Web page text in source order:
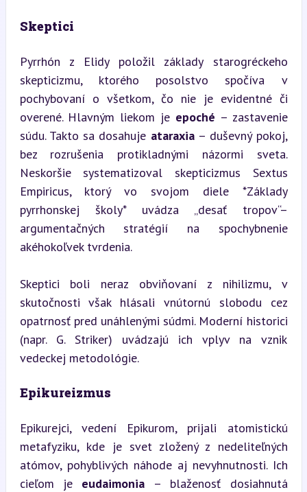
Skeptici
Pyrrhón z Elidy položil základy starogréckeho
skepticizmu, ktorého posolstvo spočíva v
pochybovaní o všetkom, čo nie je evidentné či
overené. Hlavným liekom je epoché – zastavenie
súdu. Takto sa dosahuje ataraxia – duševný pokoj,
bez rozrušenia protikladnými názormi sveta.
Neskoršie systematizoval skepticizmus Sextus
Empiricus, ktorý vo svojom diele *Základy
pyrrhonskej školy* uvádza „desať tropov“–
argumentačných stratégií na spochybnenie
akéhokoľvek tvrdenia.
Skeptici boli neraz obviňovaní z nihilizmu, v
skutočnosti však hlásali vnútornú slobodu cez
opatrnosť pred unáhlenými súdmi. Moderní historici
(napr. G. Striker) uvádzajú ich vplyv na vznik
vedeckej metodológie.
Epikureizmus
Epikurejci, vedení Epikurom, prijali atomistickú
metafyziku, kde je svet zložený z nedeliteľných
atómov, pohyblivých náhode aj nevyhnutnosti. Ich
cieľom je eudaimonia – blaženosť dosiahnutá